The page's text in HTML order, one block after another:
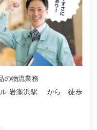
の物流業務
ル 岩瀬浜駅 から 徒歩